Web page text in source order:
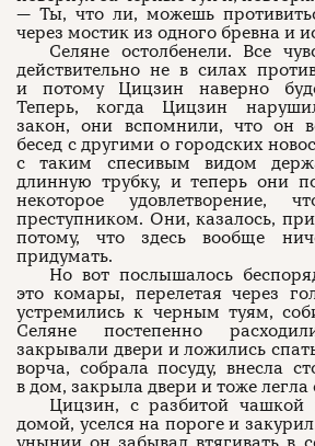
— Ты, что ли, можешь
через мостик из одного бревна и
Селяне остолбенели. Все
действительно не в силах
и потому Цицзин наверно
Теперь, когда Цицзин
закон, они вспомнили, что он
бесед с другими о городских
с таким спесивым видом
длинную трубку, и теперь они
некоторое удовлетворение,
преступником. Они, казалось,
потому, что здесь вообще
придумать.
Но вот послышалось
это комары, перелетая через
устремились к черным туям,
Селяне постепенно
закрывали двери и ложились
ворча, собрала посуду, внесла
в дом, закрыла двери и тоже легла
Цицзин, с разбитой чашкой
домой, уселся на пороге и